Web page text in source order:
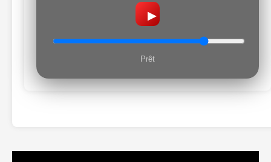
▶
Prêt